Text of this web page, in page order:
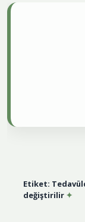
Etiket:
değiştirilir